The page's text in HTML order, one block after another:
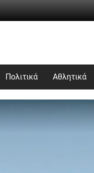
Πολιτικά Αθλητικά